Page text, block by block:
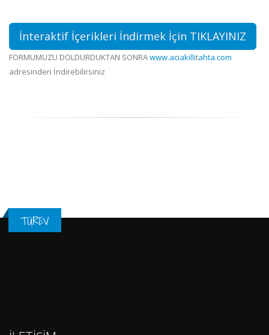
İnteraktif İçerikleri İndirmek İçin TIKLAYINIZ
FORMUMUZU DOLDURDUKTAN SONRAwww.aciakillitahta.com
adresinden İndirebilirsiniz
TÜREV